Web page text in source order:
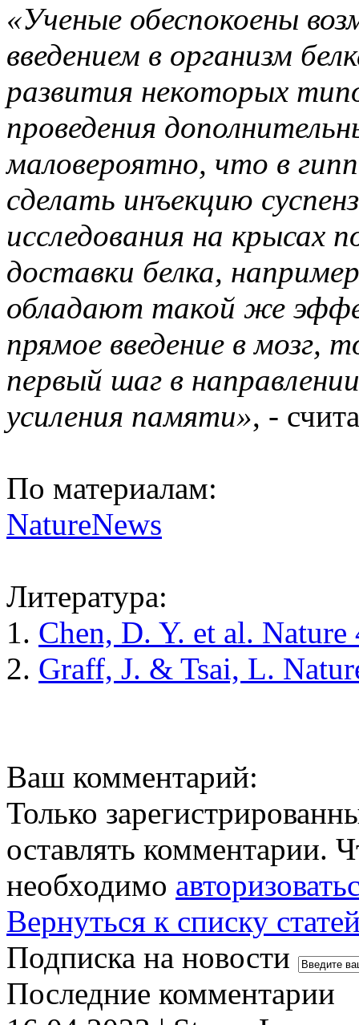
«Ученые обеспокоены
введением в организм
развития некоторых
проведения
маловероятно, что в
сделать инъекцию
исследования на крысах
доставки белка,
обладают такой же
прямое введение в мозг,
первый шаг в
усиления памяти», -
По материалам:
NatureNews
Литература:
1. Chen, D. Y. et al.
2. Graff, J. & Tsai, L.
Ваш комментарий:
Только
оставлять комментарии.
необходимо
Вернуться к списку
Подписка на новости
Последние комментарии